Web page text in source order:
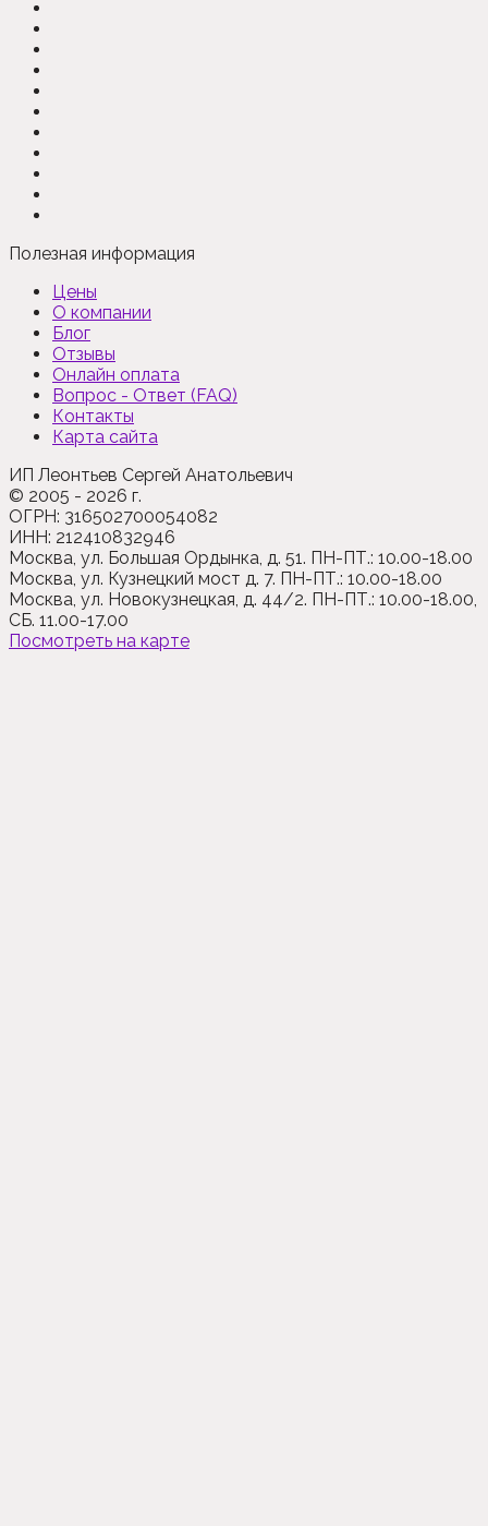
Полезная информация
Цены
О компании
Блог
Отзывы
Онлайн оплата
Вопрос - Ответ (FAQ)
Контакты
Карта сайта
ИП Леонтьев Сергей Анатольевич
© 2005 - 2026 г.
ОГРН: 316502700054082
ИНН: 212410832946
Москва ул. Большая Ордынка, д. 51. ПН-ПТ.: 10.00-18.00
Москва, ул. Кузнецкий мост д. 7. ПН-ПТ.: 10.00-18.00
Москва, ул. Новокузнецкая, д. 44/2. ПН-ПТ.: 10.00-18.00,
СБ. 11.00-17.00
Посмотреть на карте